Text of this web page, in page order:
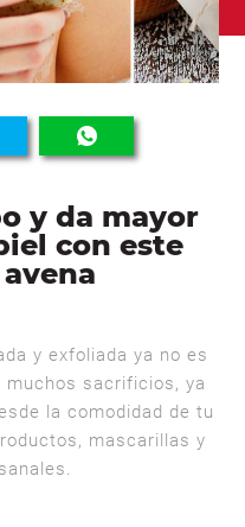
y da mayor
con este
y exfoliada ya no es
muchos sacrificios, ya
la comodidad de tu
mascarillas y